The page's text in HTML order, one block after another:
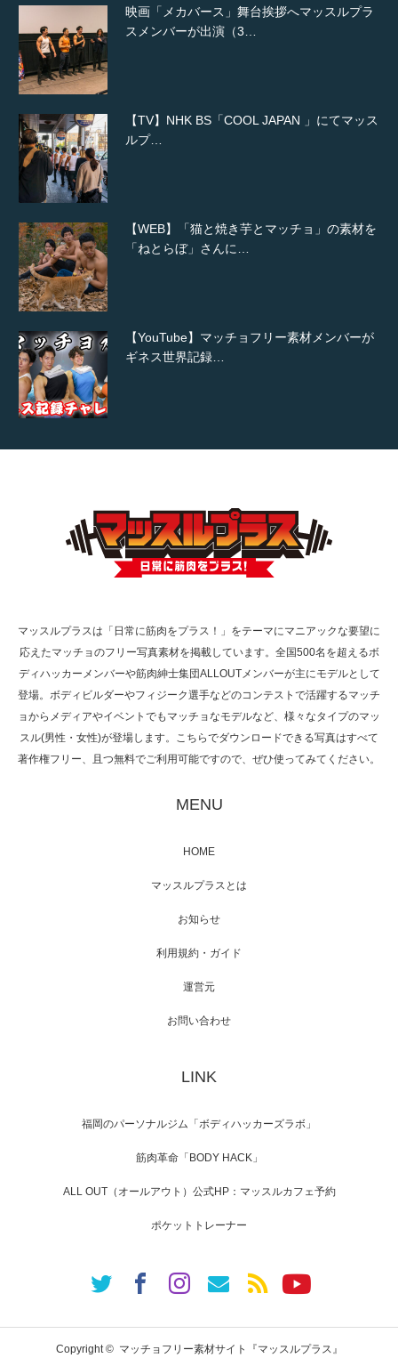
映画「メカバース」舞台挨拶へマッスルプラ
スメンバーが出演（3…
【TV】NHK BS「COOL JAPAN 」にてマッス
ルプ…
【WEB】「猫と焼き芋とマッチョ」の素材を
「ねとらぼ」さんに…
【YouTube】マッチョフリー素材メンバーが
ギネス世界記録…
TOKYO FMラジオ番組「ONE MORNING」
で紹介さ…
た（6/8放送）
映画「メカバース」舞台挨拶へマッスルプラ
【TV】NHK BS「COOL JAPAN 」にてマッス
「ねとらぼ」さんに…
マッスルプラスは「日常に筋肉をプラス！」をテーマにマニアックな要望に
応えたマッチョのフリー写真素材を掲載しています。全国500名を超えるボ
ディハッカーメンバーや筋肉紳士集団ALLOUTメンバーが主にモデルとして
登場。ボディビルダーやフィジーク選手などのコンテストで活躍するマッチ
ョからメディアやイベントでもマッチョなモデルなど、様々なタイプのマッ
スル(男性・女性)が登場します。こちらでダウンロードできる写真はすべて
著作権フリー、且つ無料でご利用可能ですので、ぜひ使ってみてください。
MENU
HOME
マッスルプラスとは
お知らせ
利用規約・ガイド
運営元
お問い合わせ
LINK
福岡のパーソナルジム「ボディハッカーズラボ」
筋肉革命「BODY HACK」
ALL OUT（オールアウト）公式HP：マッスルカフェ予約
ポケットトレーナー
Copyright © マッチョフリー素材サイト『マッスルプラス』